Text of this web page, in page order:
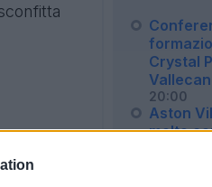
Crystal
20:00
Aston
molto